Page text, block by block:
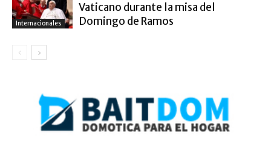
Internacionales
Vaticano durante la misa del
Domingo de Ramos